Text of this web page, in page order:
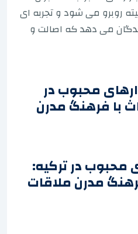
روبرو می شود و تجربه ای
می دهد که اصالت و
محبوب در
با فرهنگ مدرن
محبوب در ترکیه:
مدرن ملاقات